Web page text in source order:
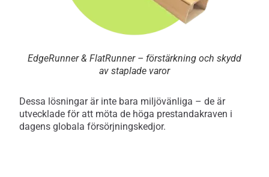
EdgeRunner & FlatRunner – förstärkning och skydd
av staplade varor
Dessa lösningar är inte bara miljövänliga – de är
utvecklade för att möta de höga prestandakraven i
dagens globala försörjningskedjor.